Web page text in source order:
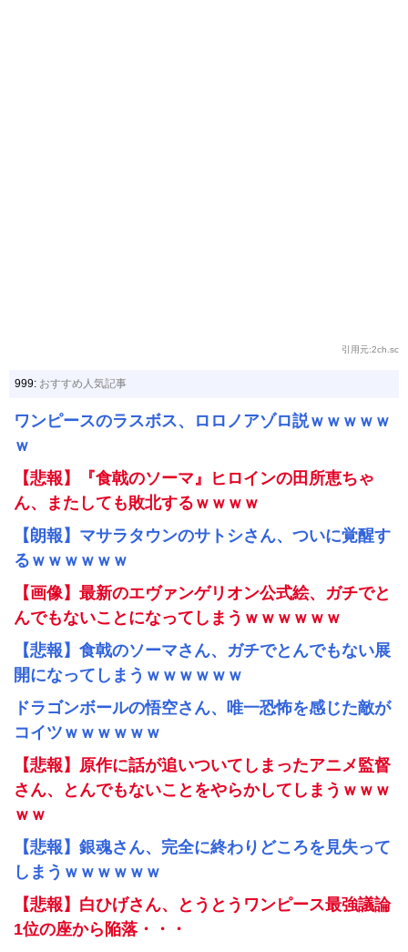
引用元:2ch.sc
999: おすすめ人気記事
ワンピースのラスボス、ロロノアゾロ説ｗｗｗｗｗ
ｗ
【悲報】『食戟のソーマ』ヒロインの田所恵ちゃ
ん、またしても敗北するｗｗｗｗ
【朗報】マサラタウンのサトシさん、ついに覚醒す
るｗｗｗｗｗｗ
【画像】最新のエヴァンゲリオン公式絵、ガチでと
んでもないことになってしまうｗｗｗｗｗｗ
【悲報】食戟のソーマさん、ガチでとんでもない展
開になってしまうｗｗｗｗｗｗ
ドラゴンボールの悟空さん、唯一恐怖を感じた敵が
コイツｗｗｗｗｗｗ
【悲報】原作に話が追いついてしまったアニメ監督
さん、とんでもないことをやらかしてしまうｗｗｗ
ｗｗ
【悲報】銀魂さん、完全に終わりどころを見失って
しまうｗｗｗｗｗｗ
【悲報】白ひげさん、とうとうワンピース最強議論
1位の座から陥落・・・